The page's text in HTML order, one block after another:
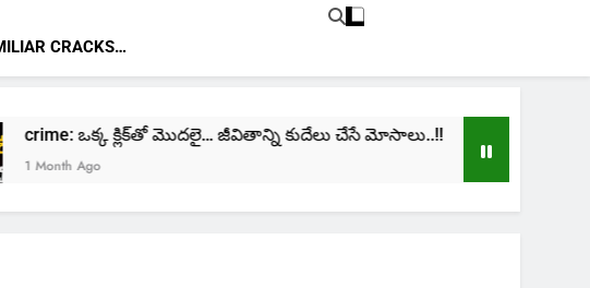
CRACKS…
ఒక్క క్లిక్‌తో మొదలై… జీవితాన్ని కుదేలు చేసే మోసాలు..!!
Month Ago